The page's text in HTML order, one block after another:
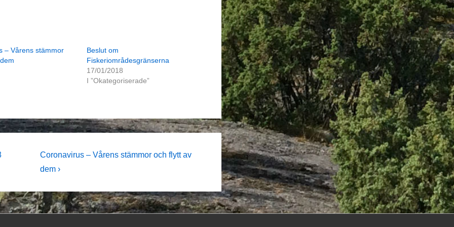
– Vårens stämmor
Beslut om
Fiskeriområdesgränserna
17/01/2018
I ”Okategoriserade”
Nästa
inlägg
Coronavirus – Vårens stämmor och flytt av
dem ›